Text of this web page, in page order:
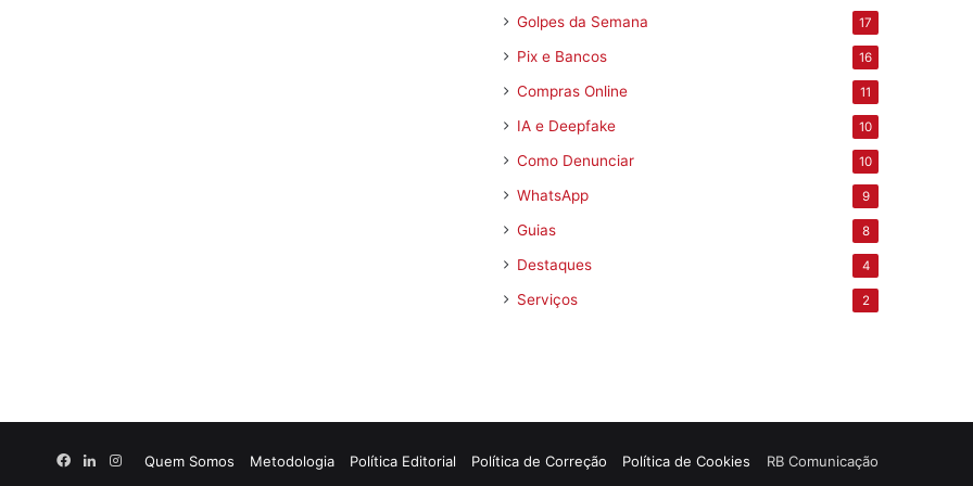
Golpes da Semana 17
Pix e Bancos 16
Compras Online 11
IA e Deepfake 10
Como Denunciar 10
WhatsApp 9
Guias 8
Destaques 4
Serviços 2
RB Comunicação
Quem Somos Metodologia Política Editorial Política de Correção Política de Cookies
Facebook
LinkedinInstagram